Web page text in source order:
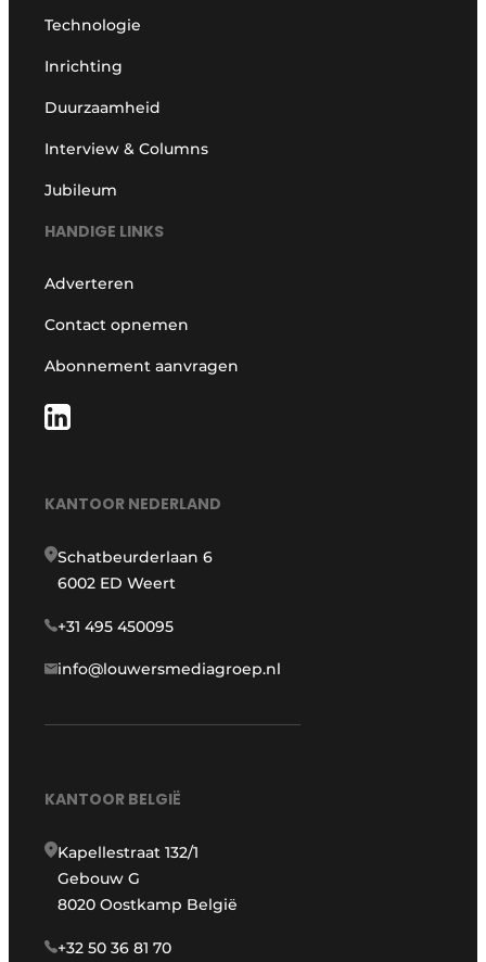
Technologie
Inrichting
Duurzaamheid
Interview & Columns
Jubileum
HANDIGE LINKS
Adverteren
Contact opnemen
Abonnement aanvragen
KANTOOR NEDERLAND
Schatbeurderlaan 6
6002 ED Weert
+31 495 450095
info@louwersmediagroep.nl
KANTOOR BELGIË
Kapellestraat 132/1
Gebouw G
8020 Oostkamp België
+32 50 36 81 70